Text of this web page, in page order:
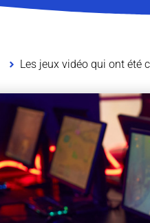
Les jeux vidéo qui ont été